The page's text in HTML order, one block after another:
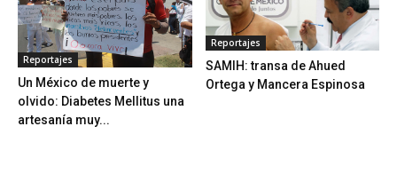
Reportajes
Un México de muerte y
olvido: Diabetes Mellitus una
artesanía muy...
Reportajes
SAMIH: transa de Ahued
Ortega y Mancera Espinosa